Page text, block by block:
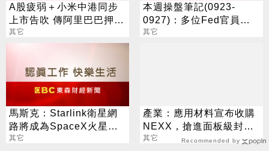
A股疲弱＋小米中港同步
上市告吹 傳阿里巴巴押後
發行CDR
其它
本週操盤筆記(0923-
0927)：多位Fed官員談
話、德拉吉聽證、美Q2
其它
馬斯克：Starlink衛星網
路將成為SpaceX火星計
畫的關鍵營收來源
其它
產業：應用材料宣布收購
NEXX，搶進面板級封裝
沉積設備供應鏈
其它 Recommended by